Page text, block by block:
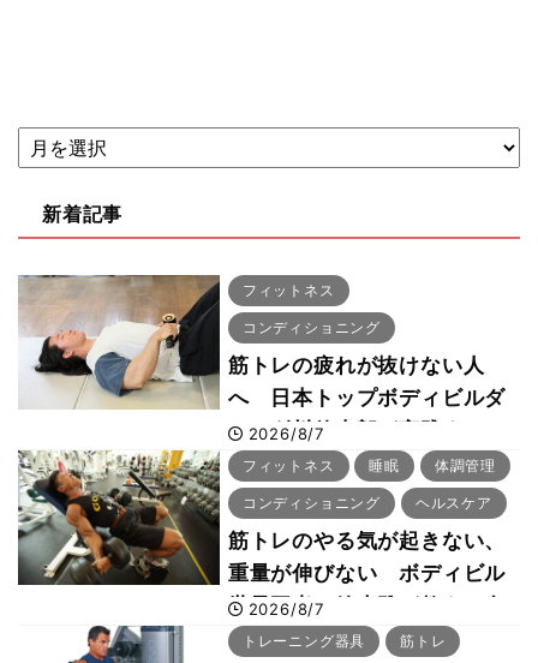
新着記事
フィットネス
コンディショニング
筋トレの疲れが抜けない人
へ 日本トップボディビルダ
ー・刈川啓志郎が実践する
「回復習慣」
2026/8/7
フィットネス 睡眠 体調管理
コンディショニング ヘルスケア
筋トレのやる気が起きない、
重量が伸びない ボディビル
世界王者・鈴木雅が教える食
事・睡眠・呼吸の整え方
2026/8/7
トレーニング器具 筋トレ